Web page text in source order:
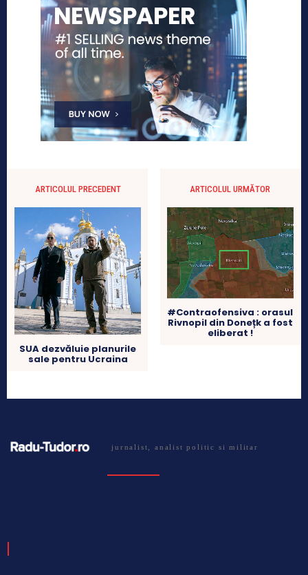
ARTICOLUL PRECEDENT
SUA dezvăluie planurile
sale pentru Ucraina
ARTICOLUL URMĂTOR
#Contraofensiva : orasul
Rivnopil din Donețk a fost
eliberat !
jurnalist, analist politic si militar